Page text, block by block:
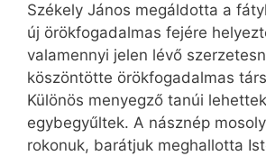
Székely János megáldotta a
új örökfogadalmas fejére
valamennyi jelen lévő
köszöntötte örökfogadalmas
Különös menyegző tanúi
egybegyűltek. A násznép
rokonuk, barátjuk meghallotta